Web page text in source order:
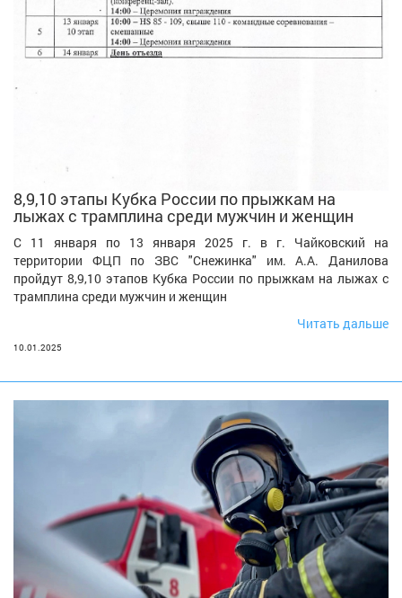
8,9,10 этапы Кубка России по прыжкам на
лыжах с трамплина среди мужчин и женщин
С 11 января по 13 января 2025 г. в г. Чайковский на
территории ФЦП по ЗВС "Снежинка" им. А.А. Данилова
пройдут 8,9,10 этапов Кубка России по прыжкам на лыжах с
трамплина среди мужчин и женщин
Читать дальше
10.01.2025